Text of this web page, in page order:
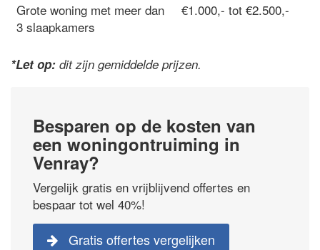
Grote woning met meer dan
3 slaapkamers
€1.000,- tot €2.500,-
*Let op: dit zijn gemiddelde prijzen.
Besparen op de kosten van
een woningontruiming in
Venray?
Vergelijk gratis en vrijblijvend offertes en
bespaar tot wel 40%!
Gratis offertes vergelijken